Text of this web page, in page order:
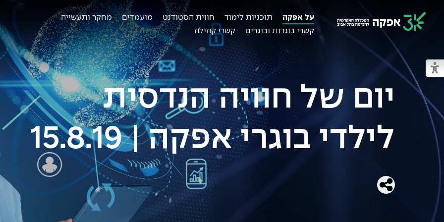
מעבר למצב נגיש
מכללת אפקה
על אפקה תוכניות לימוד חווית הסטודנט מועמדים
מחקר ותעשייה
קשרי בוגרות ובוגרים
קשרי קהילה
יום של חוויה הנדסית
לילדי בוגרי אפקה | 15.8.19